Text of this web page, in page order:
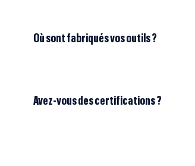
Où sont fabriqués vos outils ?
Avez-vous des certifications ?